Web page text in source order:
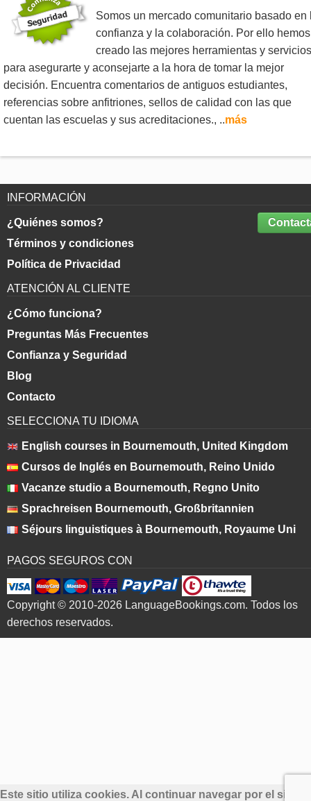
Somos un mercado comunitario basado en
confianza y la colaboración. Por ello hemos
creado las mejores herramientas y servicios
para asegurarte y aconsejarte a la hora de tomar la mejor
decisión. Encuentra comentarios de antiguos estudiantes,
referencias sobre anfitriones, sellos de calidad con las que
cuentan las escuelas y sus acreditaciones., ..más
INFORMACIÓN
¿Quiénes somos?
Términos y condiciones
Política de Privacidad
ATENCIÓN AL CLIENTE
¿Cómo funciona?
Preguntas Más Frecuentes
Confianza y Seguridad
Blog
Contacto
SELECCIONA TU IDIOMA
English courses in Bournemouth, United Kingdom
Cursos de Inglés en Bournemouth, Reino Unido
Vacanze studio a Bournemouth, Regno Unito
Sprachreisen Bournemouth, Großbritannien
Séjours linguistiques à Bournemouth, Royaume Uni
PAGOS SEGUROS CON
Copyright © 2010-2026 LanguageBookings.com. Todos los
derechos reservados.
Este sitio utiliza cookies. Al continuar navegar por el sitio,